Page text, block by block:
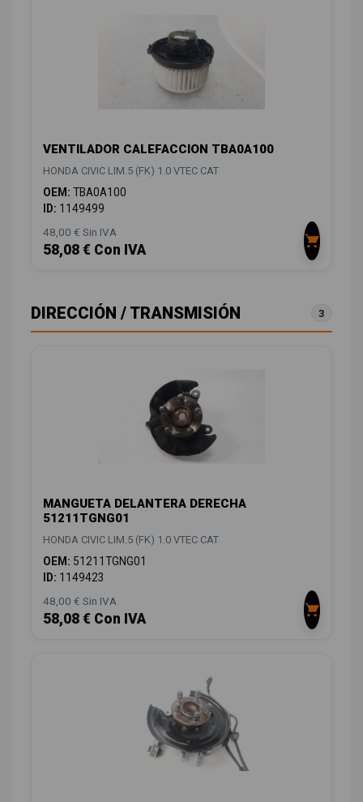
VENTILADOR CALEFACCION TBA0A100
HONDA CIVIC LIM.5 (FK) 1.0 VTEC CAT
OEM: TBA0A100
ID: 1149499
48,00 € Sin IVA
58,08 € Con IVA
DIRECCIÓN / TRANSMISIÓN 3
MANGUETA DELANTERA DERECHA
51211TGNG01
HONDA CIVIC LIM.5 (FK) 1.0 VTEC CAT
OEM: 51211TGNG01
ID: 1149423
48,00 € Sin IVA
58,08 € Con IVA